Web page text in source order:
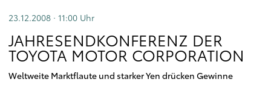
23.12.2008 · 11:00 Uhr
JAHRESENDKONFERENZ DER
TOYOTA MOTOR CORPORATION
Weltweite Marktflaute und starker Yen drücken Gewinne